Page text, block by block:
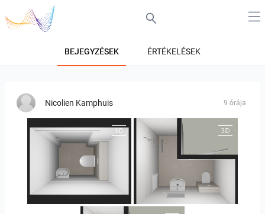
BEJEGYZÉSEK ÉRTÉKELÉSEK
Nicolien Kamphuis 9 órája
25-5004 bnr. 05 25-5004 bnr. 05